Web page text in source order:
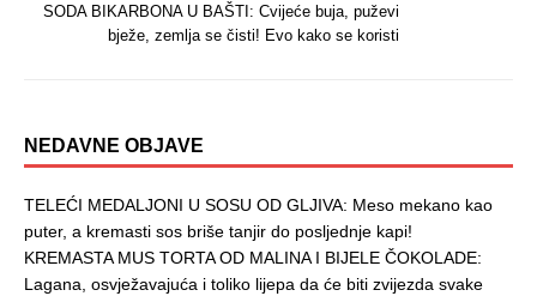
SODA BIKARBONA U BAŠTI: Cvijeće buja, puževi
bježe, zemlja se čisti! Evo kako se koristi
NEDAVNE OBJAVE
TELEĆI MEDALJONI U SOSU OD GLJIVA: Meso mekano kao
puter, a kremasti sos briše tanjir do posljednje kapi!
KREMASTA MUS TORTA OD MALINA I BIJELE ČOKOLADE:
Lagana, osvježavajuća i toliko lijepa da će biti zvijezda svake